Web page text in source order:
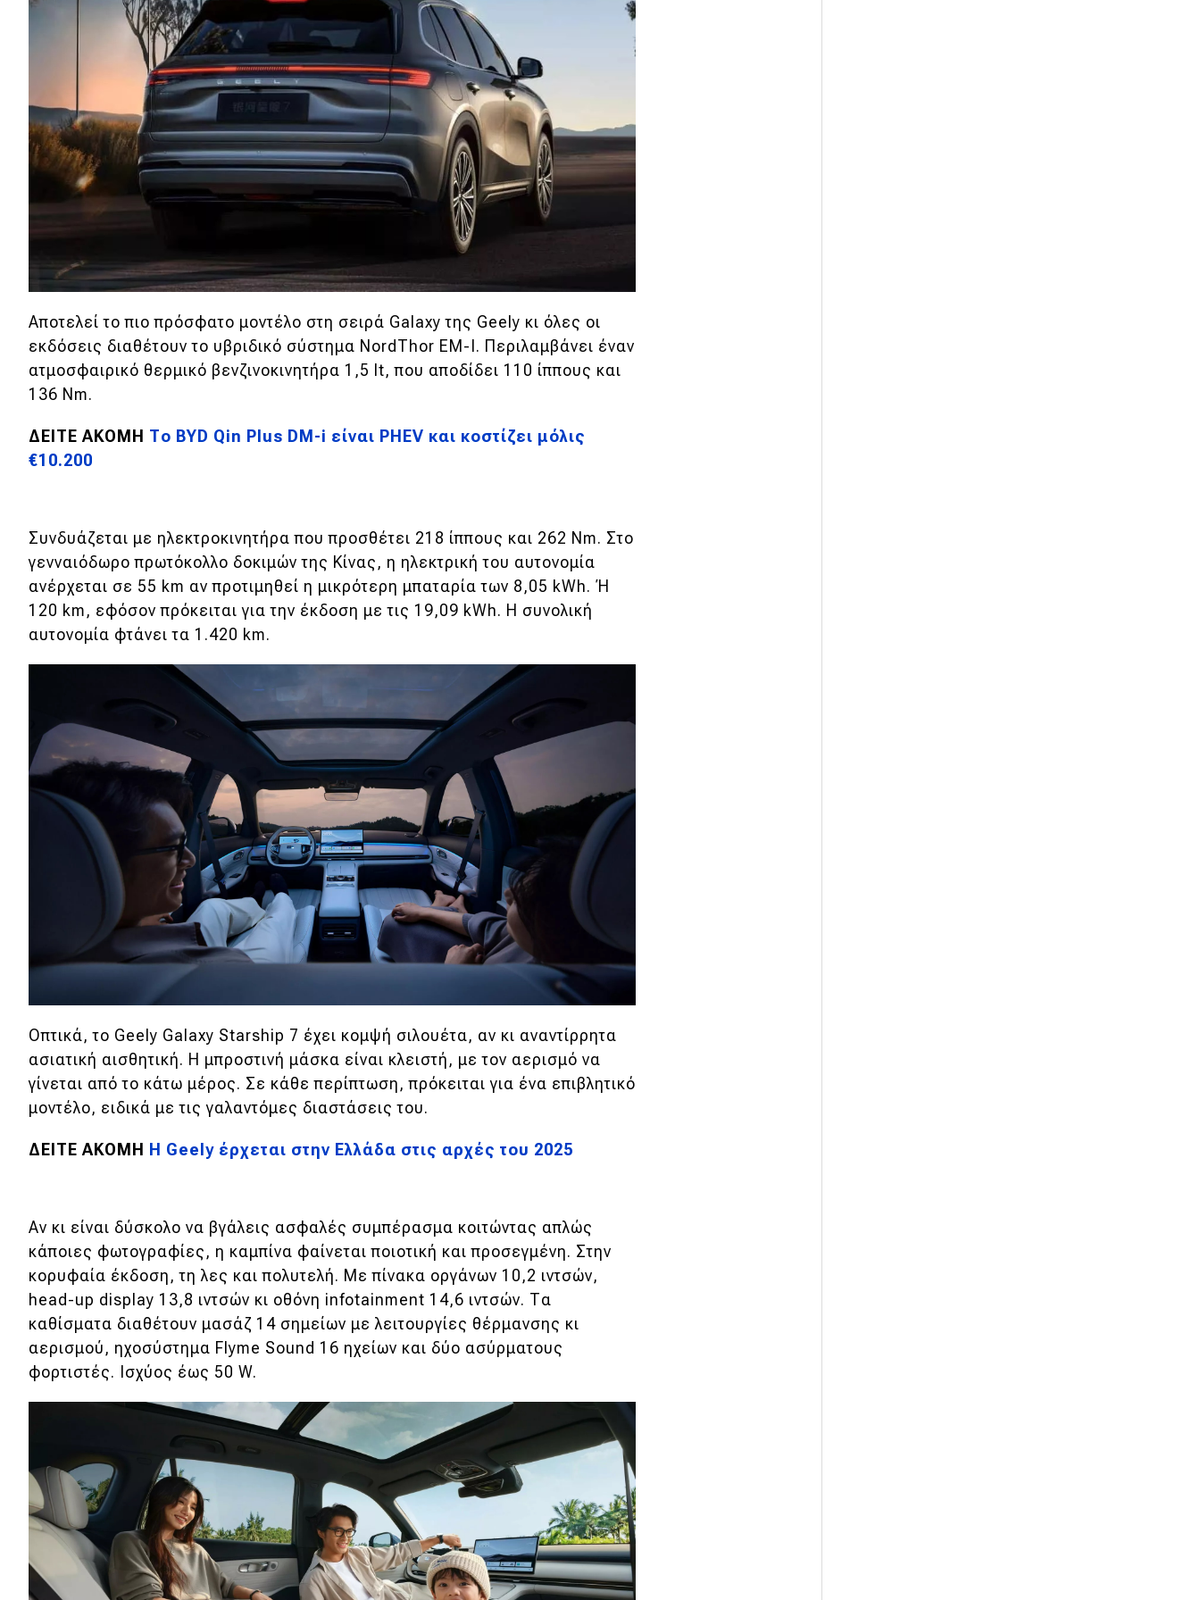
WRC
Motorsport
Eco
Mobility
Σταθμοί φόρτισης
Classic
Νέα
Παρουσιάσεις
DRIVE Away
MOTO
Μεταχειρισμένο
Οδηγός αγοράς
Χρηστικά
Συμβουλές
ΚΤΕΟ
Οδική βοήθεια
eDRIVE
DRIVE USED
Αποτελεί το πιο πρόσφατο μοντέλο στη σειρά Galaxy της Geely κι όλες οι
εκδόσεις διαθέτουν το υβριδικό σύστημα NordThor EM-I. Περιλαμβάνει έναν
ατμοσφαιρικό θερμικό βενζινοκινητήρα 1,5 lt, που αποδίδει 110 ίππους και
136 Nm.
ΔΕΙΤΕ ΑΚΟΜΗ Το BYD Qin Plus DM-i είναι PHEV και κοστίζει μόλις
€10.200
Συνδυάζεται με ηλεκτροκινητήρα που προσθέτει 218 ίππους και 262 Nm. Στο
γενναιόδωρο πρωτόκολλο δοκιμών της Κίνας, η ηλεκτρική του αυτονομία
ανέρχεται σε 55 km αν προτιμηθεί η μικρότερη μπαταρία των 8,05 kWh. Ή
120 km, εφόσον πρόκειται για την έκδοση με τις 19,09 kWh. Η συνολική
αυτονομία φτάνει τα 1.420 km.
Οπτικά, το Geely Galaxy Starship 7 έχει κομψή σιλουέτα, αν κι αναντίρρητα
ασιατική αισθητική. Η μπροστινή μάσκα είναι κλειστή, με τον αερισμό να
γίνεται από το κάτω μέρος. Σε κάθε περίπτωση, πρόκειται για ένα επιβλητικό
μοντέλο, ειδικά με τις γαλαντόμες διαστάσεις του.
ΔΕΙΤΕ ΑΚΟΜΗ H Geely έρχεται στην Ελλάδα στις αρχές του 2025
Αν κι είναι δύσκολο να βγάλεις ασφαλές συμπέρασμα κοιτώντας απλώς
κάποιες φωτογραφίες, η καμπίνα φαίνεται ποιοτική και προσεγμένη. Στην
κορυφαία έκδοση, τη λες και πολυτελή. Με πίνακα οργάνων 10,2 ιντσών,
head-up display 13,8 ιντσών κι οθόνη infotainment 14,6 ιντσών. Τα
καθίσματα διαθέτουν μασάζ 14 σημείων με λειτουργίες θέρμανσης κι
αερισμού, ηχοσύστημα Flyme Sound 16 ηχείων και δύο ασύρματους
φορτιστές. Ισχύος έως 50 W.